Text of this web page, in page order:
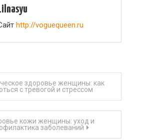
Lilnasyu
http://voguequeen.ru
здоровье женщины: как
с тревогой и стрессом
кожи женщины: уход и
заболеваний